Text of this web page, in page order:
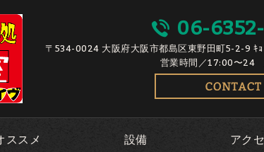
06-
〒534-0024 大阪府大阪市都島区東野田町5-2-9 ｷ
営業時間／17:00〜24
ススメ 設備 アク